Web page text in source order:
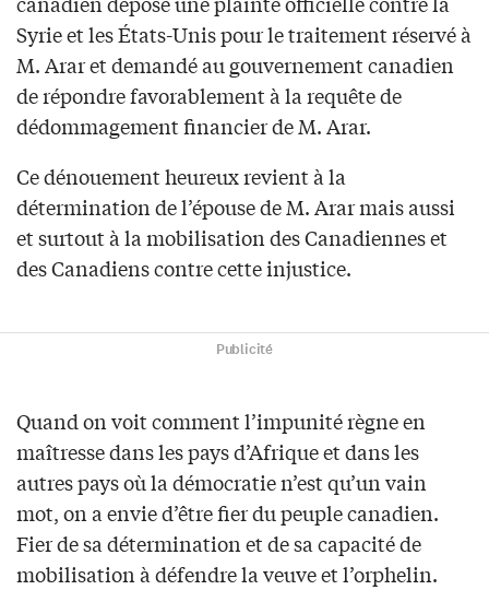
Syrie et les États-Unis pour le traitement réservé à
M. Arar et demandé au gouvernement canadien
de répondre favorablement à la requête de
dédommagement financier de M. Arar.
Ce dénouement heureux revient à la
détermination de l’épouse de M. Arar mais aussi
et surtout à la mobilisation des Canadiennes et
des Canadiens contre cette injustice.
Publicité
Quand on voit comment l’impunité règne en
maîtresse dans les pays d’Afrique et dans les
autres pays où la démocratie n’est qu’un vain
mot, on a envie d’être fier du peuple canadien.
Fier de sa détermination et de sa capacité de
mobilisation à défendre la veuve et l’orphelin.